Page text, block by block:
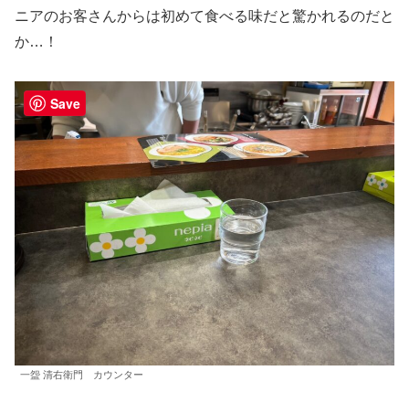
ニアのお客さんからは初めて食べる味だと驚かれるのだと
か…！
一盌 清右衛門 カウンター
Save